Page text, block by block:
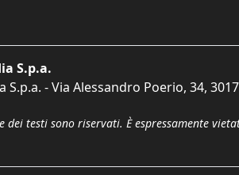
S.p.a.
- Via Alessandro Poerio, 34,
testi sono riservati. È espressamente